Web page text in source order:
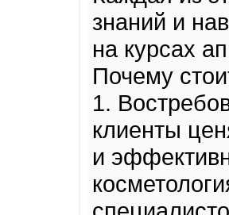
знаний и
на курсах
Почему
1.
клиенты
и